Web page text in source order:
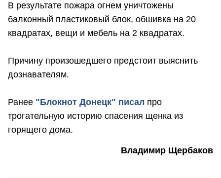
В результате пожара огнем уничтожены
балконный пластиковый блок, обшивка на 20
квадратах, вещи и мебель на 2 квадратах.
Причину произошедшего предстоит выяснить
дознавателям.
Ранее "Блокнот Донецк" писал про
трогательную историю спасения щенка из
горящего дома.
Владимир Щербаков